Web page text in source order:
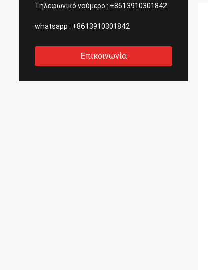
Τηλεφωνικό νούμερο : +8613910301842
whatsapp : +8613910301842
Επικοινωνία